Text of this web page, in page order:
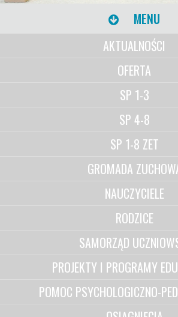
MENU
AKTUALNOŚCI
OFERTA
SP 1-3
SP 4-8
SP 1-8 ZET
GROMADA
NAUCZYCIELE
RODZICE
SAMORZĄD
PROJEKTY I PROGRAMY
POMOC PSYCHOLOGICZNO-